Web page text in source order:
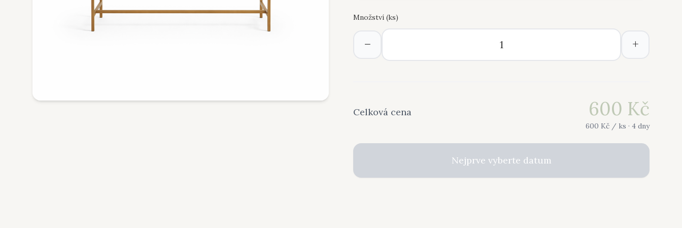
Množství (ks)
− +
Celková cena 600 Kč
600 Kč / ks · 4 dny
Nejprve vyberte datum